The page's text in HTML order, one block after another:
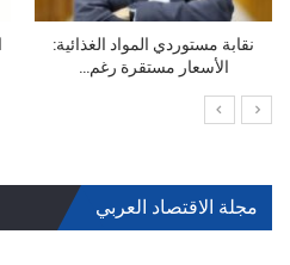
تراجع أسعار النفط
مجلة الاقتصاد العربي